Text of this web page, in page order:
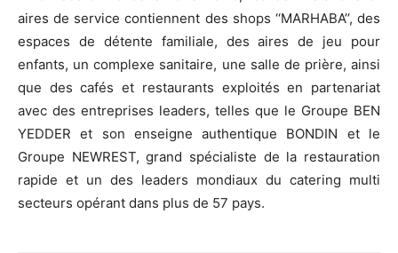
aires de service contiennent des shops ‘‘MARHABA’’, des
espaces de détente familiale, des aires de jeu pour
enfants, un complexe sanitaire, une salle de prière, ainsi
que des cafés et restaurants exploités en partenariat
avec des entreprises leaders, telles que le Groupe BEN
YEDDER et son enseigne authentique BONDIN et le
Groupe NEWREST, grand spécialiste de la restauration
rapide et un des leaders mondiaux du catering multi
secteurs opérant dans plus de 57 pays.